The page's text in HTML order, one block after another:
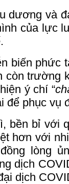
dương và
của lực
biến phức
còn trường
ý chí “
để phục vụ
bền bỉ với
hơn với
lòng
dịch
dịch